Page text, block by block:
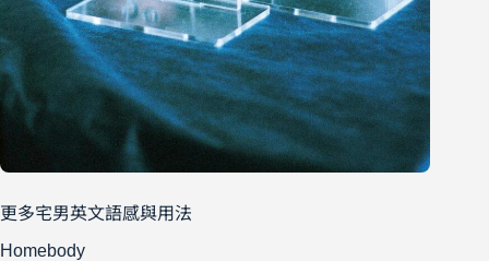
更多宅男英文語感與用法
Homebody